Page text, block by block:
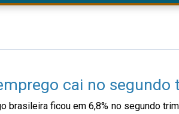
cai no
brasileira ficou em 6,8% no segundo